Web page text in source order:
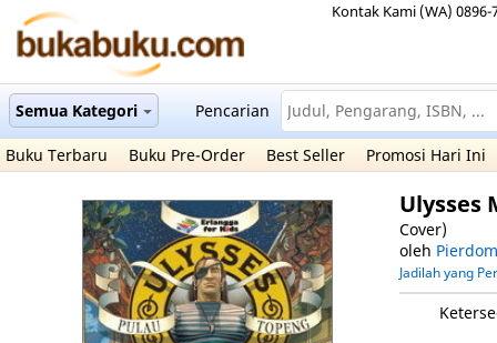
Kontak Kami (WA) 0896-
Semua Kategori Pencarian
Buku Terbaru Buku Pre-Order Best Seller Promosi Hari Ini
Ulysses
Cover)
oleh
Jadilah yang